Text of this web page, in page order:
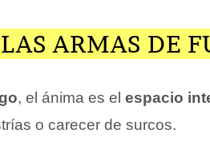
ARMAS DE
, el ánima es el espacio
o carecer de surcos.